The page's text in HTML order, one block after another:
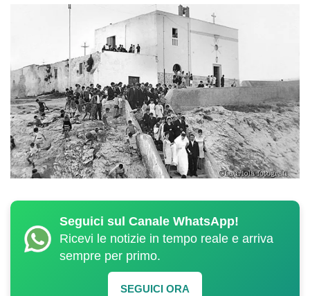
Seguici sul Canale WhatsApp!
Ricevi le notizie in tempo reale e arriva
sempre per primo.
SEGUICI ORA